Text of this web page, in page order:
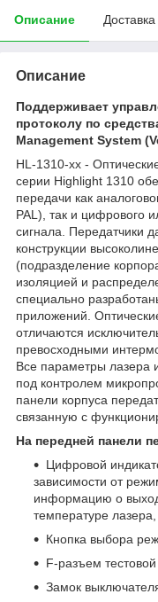
Описание Доставка
Описание
Поддерживает
протоколу по
Management System
HL-1310-xx -
серии Highlight 1310
передачи как
PAL), так и цифрового
сигнала. Передатчики
конструкции
(подразделение
изоляцией и
специально
приложений.
отличаются
превосходными
Все параметры лазера
под контролем
панели корпуса
связанную с
На передней панели
Цифровой
зависимости от
информацию о
температуре
Кнопка выбора
F-разъем
Замок